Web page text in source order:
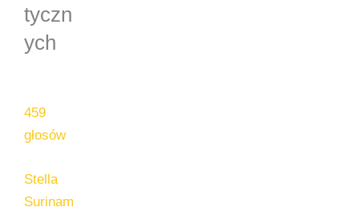
tyczn
ych
459
głosów
Stella
Surinam